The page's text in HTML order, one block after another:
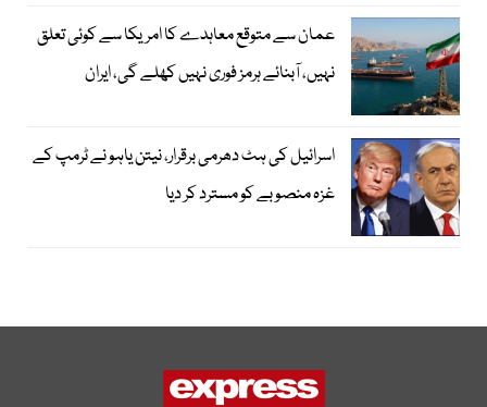
عمان سے متوقع معاہدے کا امریکا سے کوئی تعلق
نہیں، آبنائے ہرمز فوری نہیں کھلے گی، ایران
اسرائیل کی ہٹ دھرمی برقرار، نیتن یاہو نے ٹرمپ کے
غزہ منصوبے کو مسترد کر دیا